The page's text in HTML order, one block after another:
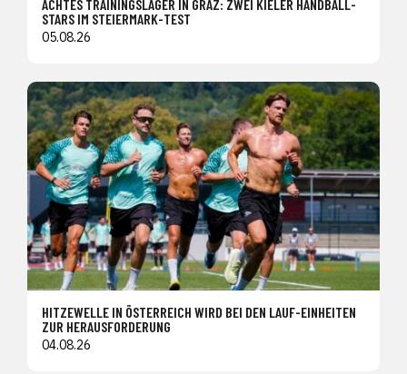
ACHTES TRAININGSLAGER IN GRAZ: ZWEI KIELER HANDBALL-
STARS IM STEIERMARK-TEST
05.08.26
HITZEWELLE IN ÖSTERREICH WIRD BEI DEN LAUF-EINHEITEN
ZUR HERAUSFORDERUNG
04.08.26